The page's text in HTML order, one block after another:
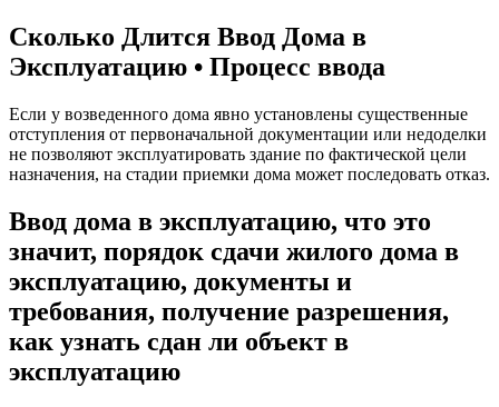
Сколько Длится Ввод Дома в
Эксплуатацию • Процесс ввода
Если у возведенного дома явно установлены существенные
отступления от первоначальной документации или недоделки
не позволяют эксплуатировать здание по фактической цели
назначения, на стадии приемки дома может последовать отказ.
Ввод дома в эксплуатацию, что это
значит, порядок сдачи жилого дома в
эксплуатацию, документы и
требования, получение разрешения,
как узнать сдан ли объект в
эксплуатацию